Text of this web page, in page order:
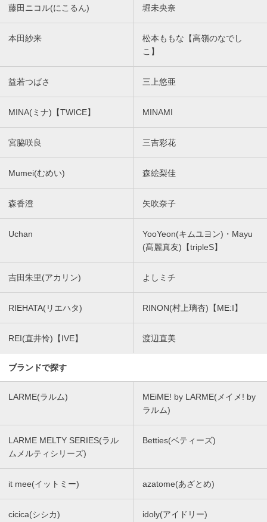
藤田ニコル(にこるん) 堀未央奈
本田紗来
松本ももな【高嶺のなでし
こ】
益若つばさ 三上悠亜
MINA(ミナ)【TWICE】 MINAMI
宮脇咲良 三吉彩花
Mumei(むめい) 森絵梨佳
森香澄 矢吹奈子
Uchan
YooYeon(キムユヨン)・Mayu
(髙麗真友)【tripleS】
吉田朱里(アカリン) よしミチ
RIEHATA(リエハタ) RINON(村上璃杏)【ME:I】
REI(直井怜)【IVE】 渡辺直美
ブランドで探す
LARME(ラルム)
MEiME! by LARME(メイメ! by
ラルム)
LARME MELTY SERIES(ラル
ムメルティシリーズ)
Betties(ベティーズ)
it mee(イットミー) azatome(あざとめ)
cicica(シシカ) idoly(アイドリー)